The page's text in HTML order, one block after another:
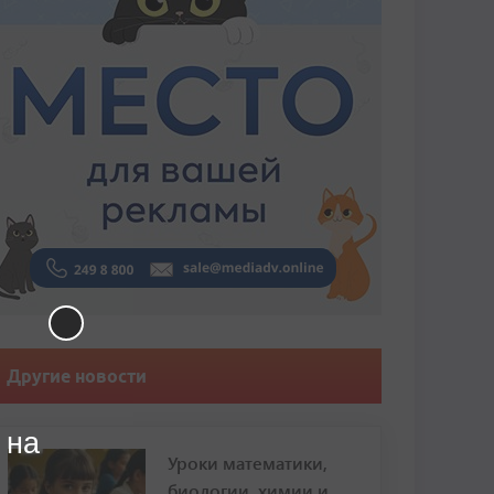
Другие новости
Уроки математики,